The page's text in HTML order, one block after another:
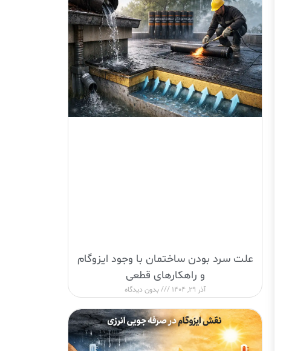
علت سرد بودن ساختمان با وجود ایزوگام
و راهکارهای قطعی
آذر 29, 1404 بدون دیدگاه